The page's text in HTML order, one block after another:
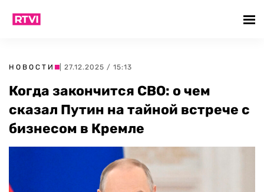
НОВОСТИ | 27.12.2025 / 15:13
Когда закончится СВО: о чем
сказал Путин на тайной встрече с
бизнесом в Кремле